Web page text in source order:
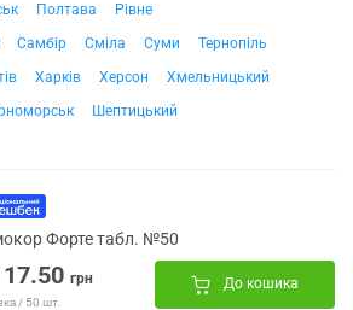
Полтава
Рівне
Самбір Сміла Суми
Тернопіль
Харків Херсон
Хмельницький
Шептицький
Форте табл. №50
грн
/ 50 шт.
До кошика